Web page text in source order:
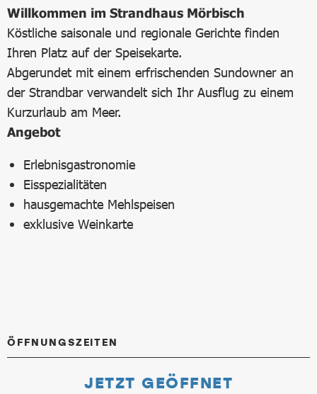
Willkommen im Strandhaus Mörbisch
Köstliche saisonale und regionale Gerichte finden
Ihren Platz auf der Speisekarte.
Abgerundet mit einem erfrischenden Sundowner an
der Strandbar verwandelt sich Ihr Ausflug zu einem
Kurzurlaub am Meer.
Angebot
Erlebnisgastronomie
Eisspezialitäten
hausgemachte Mehlspeisen
exklusive Weinkarte
ÖFFNUNGSZEITEN
JETZT GEÖFFNET